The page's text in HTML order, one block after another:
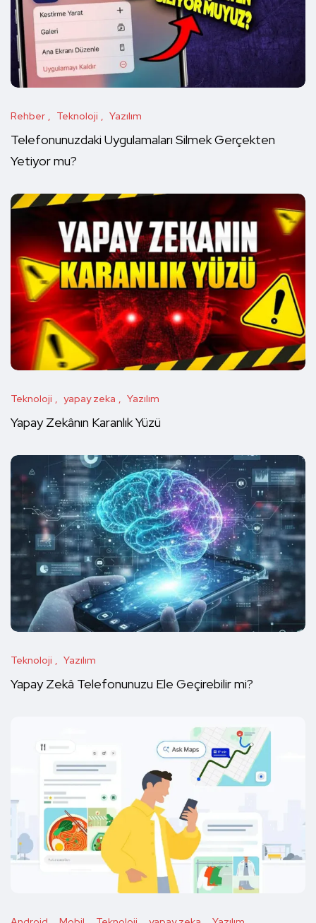
Rehber Teknoloji Yazılım
Telefonunuzdaki Uygulamaları Silmek Gerçekten
Yetiyor mu?
Teknoloji yapay zeka Yazılım
Yapay Zekânın Karanlık Yüzü
Teknoloji Yazılım
Yapay Zekâ Telefonunuzu Ele Geçirebilir mi?